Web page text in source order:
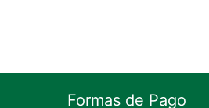
Formas de Pago